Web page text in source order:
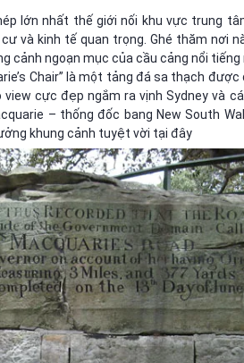
lớn nhất thế giới nối khu vực trung
và kinh tế quan trọng. Ghé thăm nơi
cảnh ngoạn mục của cầu cảng nổi tiếng
Chair” là một tảng đá sa thạch
cực đẹp ngắm ra vịnh Sydney và
– thống đốc bang New South
khung cảnh tuyệt vời tại đây